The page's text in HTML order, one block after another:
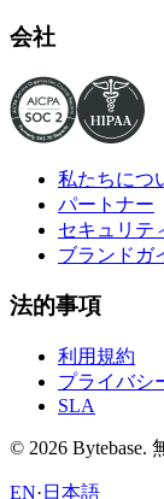
会社
私たちにつ
パートナー
セキュリテ
ブランドガ
法的事項
利用規約
プライバシ
SLA
© 2026 Bytebase.
EN· 日本語